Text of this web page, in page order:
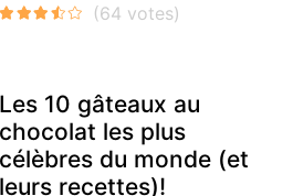
Les 10 gâteaux au
chocolat les plus
célèbres du monde (et
leurs recettes)!